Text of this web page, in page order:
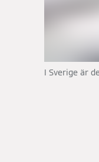
I Sverige är